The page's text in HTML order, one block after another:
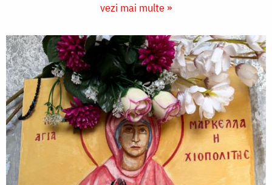
vezi mai multe »